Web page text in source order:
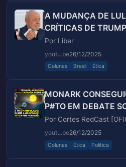
A MUDANÇA DE
CRÍTICAS DE TRUMP
Por Liber
youtu.be26/12/2025
Colunas Brasil Ética
MONARK
P#TO EM DEBATE
Por Cortes RedCast
youtu.be26/12/2025
Colunas Ética Politica